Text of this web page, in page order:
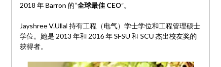
2018 年 Barron 的“全球最佳 CEO”。
Jayshree V.Ullal 持有工程（电气）学士学位和工程管理硕士
学位。她是 2013 年和 2016 年 SFSU 和 SCU 杰出校友奖的
获得者。